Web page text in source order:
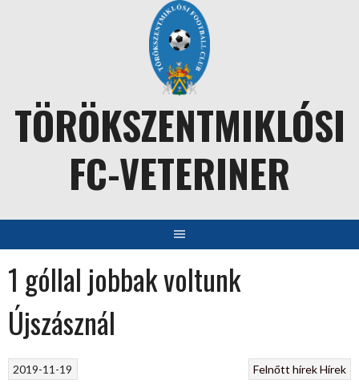
TÖRÖKSZENTMIKLÓSI
FC-VETERINER
1 góllal jobbak voltunk
Újszásznál
Felnőtt hírekHírek
2019-11-19